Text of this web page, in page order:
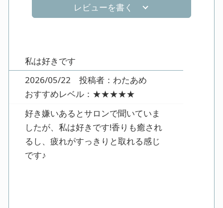
レビューを書く
私は好きです
2026/05/22 投稿者：わたあめ
おすすめレベル： ★★★★★
好き嫌いあるとサロンで聞いていま
したが、私は好きです!香りも癒され
るし、疲れがすっきりと取れる感じ
です♪